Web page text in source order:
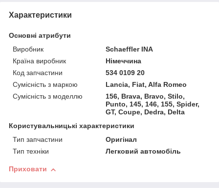
Характеристики
Основні атрибути
Виробник
Schaeffler INA
Країна виробник
Німеччина
Код запчастини
534 0109 20
Сумісність з маркою
Lancia, Fiat, Alfa Romeo
Сумісність з моделлю
156, Brava, Bravo, Stilo,
Punto, 145, 146, 155, Spider,
GT, Coupe, Dedra, Delta
Користувальницькі характеристики
Тип запчастини
Оригінал
Тип техніки
Легковий автомобіль
Приховати